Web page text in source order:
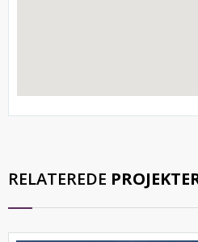
RELATEREDE